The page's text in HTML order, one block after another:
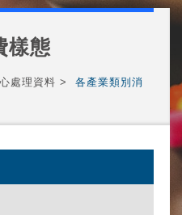
樣態
處理資料
各產業類別消